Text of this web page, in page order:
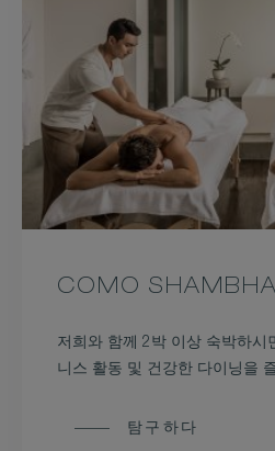
COMO
저희와 함께 2박 이상 숙박하시
니스 활동 및 건강한 다이닝을
탐구하다